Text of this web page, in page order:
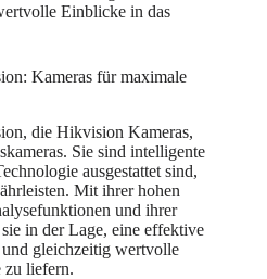
Einblicke in das
Kameras für maximale
die Hikvision Kameras,
Sie sind intelligente
ausgestattet sind,
Mit ihrer hohen
und ihrer
in der Lage, eine effektive
gleichzeitig wertvolle
zu liefern.